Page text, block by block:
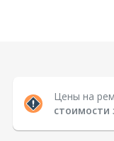
Цены на
стоимости